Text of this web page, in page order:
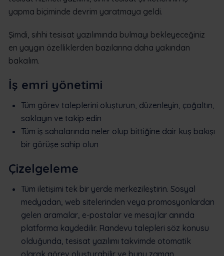
yapma biçiminde devrim yaratmaya geldi.
Şimdi, sıhhi tesisat yazılımında bulmayı bekleyeceğiniz
en yaygın özelliklerden bazılarına daha yakından
bakalım.
İş emri yönetimi
Tüm görev taleplerini oluşturun, düzenleyin, çoğaltın,
saklayın ve takip edin
Tüm iş sahalarında neler olup bittiğine dair kuş bakışı
bir görüşe sahip olun
Çizelgeleme
Tüm iletişimi tek bir yerde merkezileştirin. Sosyal
medyadan, web sitelerinden veya promosyonlardan
gelen aramalar, e-postalar ve mesajlar anında
platforma kaydedilir. Randevu talepleri söz konusu
olduğunda, tesisat yazılımı takvimde otomatik
olarak görev oluşturabilir ve bunu zaman,